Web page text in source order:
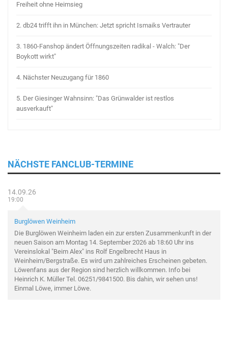
Freiheit ohne Heimsieg
2. db24 trifft ihn in München: Jetzt spricht Ismaiks Vertrauter
3. 1860-Fanshop ändert Öffnungszeiten radikal - Walch: "Der
Boykott wirkt"
4. Nächster Neuzugang für 1860
5. Der Giesinger Wahnsinn: "Das Grünwalder ist restlos
ausverkauft"
NÄCHSTE FANCLUB-TERMINE
14.09.26
19:00
Burglöwen Weinheim
Die Burglöwen Weinheim laden ein zur ersten Zusammenkunft in der
neuen Saison am Montag 14. September 2026 ab 18:60 Uhr ins
Vereinslokal "Beim Alex" ins Rolf Engelbrecht Haus in
Weinheim/Bergstraße. Es wird um zahlreiches Erscheinen gebeten.
Löwenfans aus der Region sind herzlich willkommen. Info bei
Heinrich K. Müller Tel. 06251/9841500. Bis dahin, wir sehen uns!
Einmal Löwe, immer Löwe.